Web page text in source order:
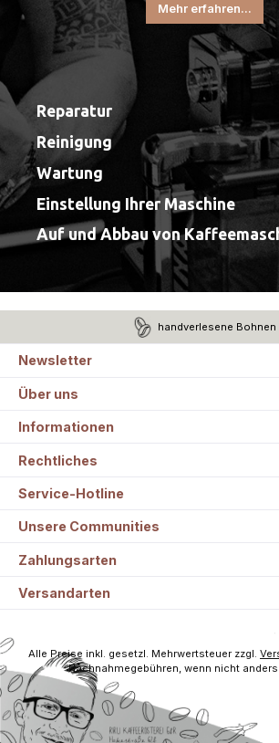
Mehr erfahren...
Reparatur
Reinigung
Wartung
Einstellung Ihrer Maschine
Auf und Abbau von
handverlesene Bohnen
Newsletter
Über uns
Informationen
Rechtliches
Service-Hotline
Unsere Communities
Zahlungsarten
Versandarten
Alle Preise inkl. gesetzl. Mehrwertsteuer zzgl.
Nachnahmegebühren, wenn nicht